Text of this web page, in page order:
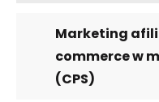
Marketing
commerce w
(CPS)